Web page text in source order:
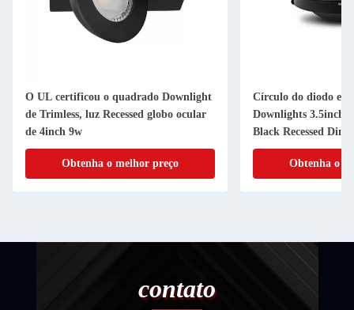
O UL certificou o quadrado Downlight
de Trimless, luz Recessed globo ocular
de 4inch 9w
Obtenha o melhor preço
Círculo do diodo
Downlights 3.5inch
Black Recessed
Obtenha o
contato